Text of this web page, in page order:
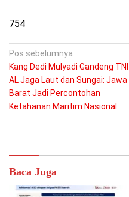
754
Navigasi
pos
Pos sebelumnya
Kang Dedi Mulyadi Gandeng TNI
AL Jaga Laut dan Sungai: Jawa
Barat Jadi Percontohan
Ketahanan Maritim Nasional
Baca Juga